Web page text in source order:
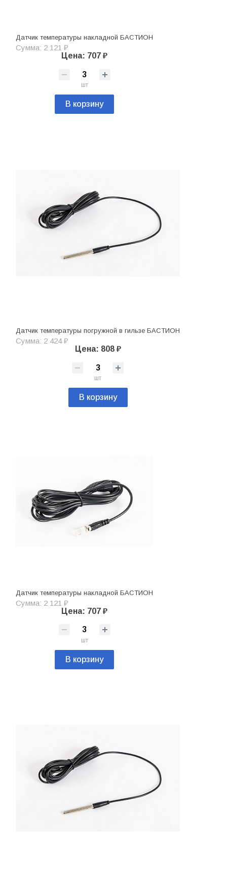
Датчик температуры накладной БАСТИОН
Сумма: 2 121 ₽
Цена: 707 ₽
шт
В корзину
Датчик температуры погружной в гильзе БАСТИОН
Сумма: 2 424 ₽
Цена: 808 ₽
шт
В корзину
Датчик температуры накладной БАСТИОН
Сумма: 2 121 ₽
Цена: 707 ₽
шт
В корзину